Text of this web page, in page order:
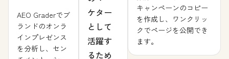
AEO Graderでブ
ランドのオンラ
インプレゼンス
を分析し、セン
ケター
として
活躍す
るため
キャンペーンのコピー
を作成し、ワンクリッ
クでページを公開でき
ます。